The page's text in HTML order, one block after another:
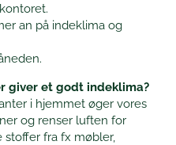
an på indeklima og
giver et godt indeklima?
i hjemmet øger vores
og renser luften for
stoffer fra fx møbler,